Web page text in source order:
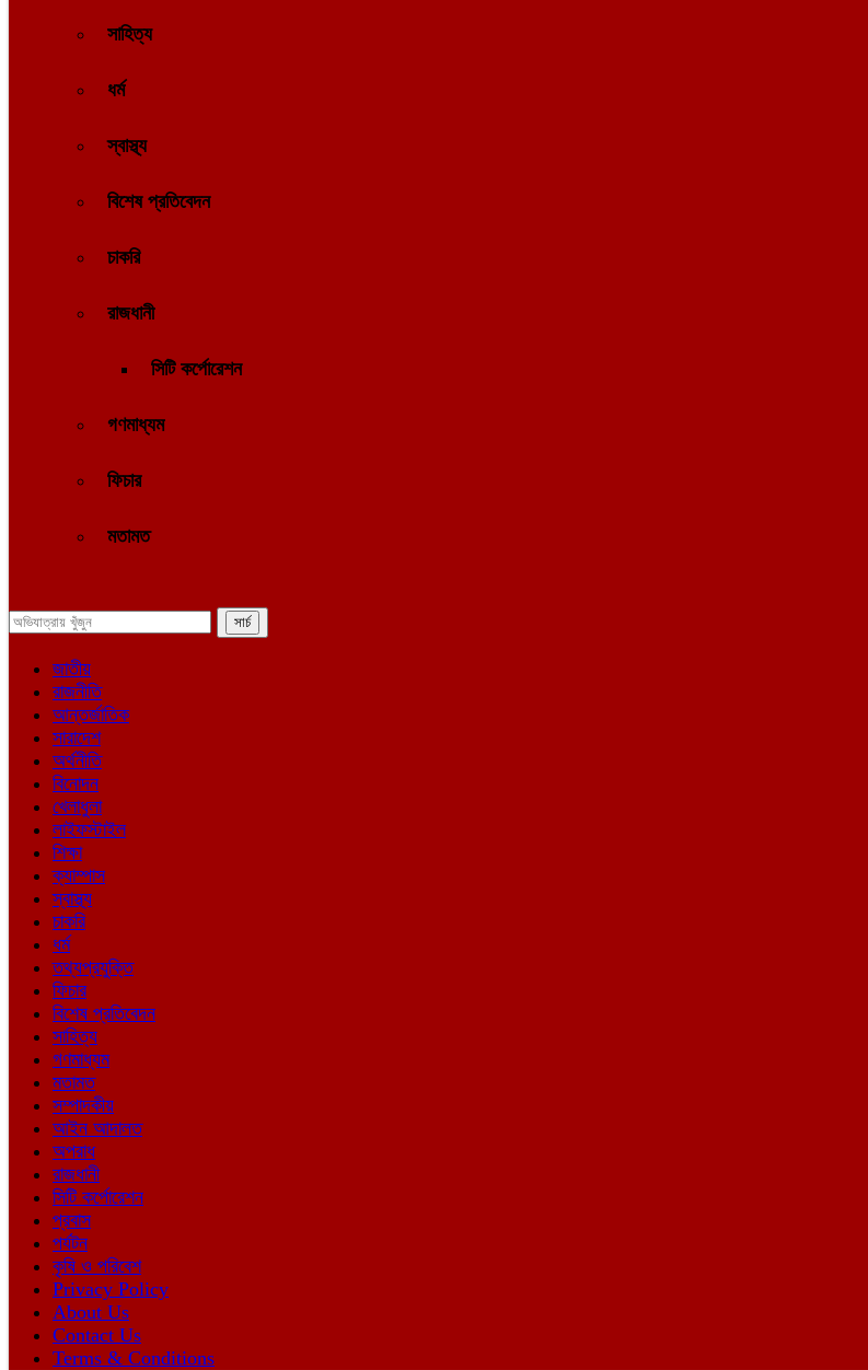
সাহিত্য
ধর্ম
স্বাস্থ্য
বিশেষ প্রতিবেদন
চাকরি
রাজধানী
সিটি কর্পোরেশন
গণমাধ্যম
ফিচার
মতামত
জাতীয়
রাজনীতি
আন্তর্জাতিক
সারাদেশ
অর্থনীতি
বিনোদন
খেলাধুলা
লাইফস্টাইল
শিক্ষা
ক্যাম্পাস
স্বাস্থ্য
চাকরি
ধর্ম
তথ্যপ্রযুক্তি
ফিচার
বিশেষ প্রতিবেদন
সাহিত্য
গণমাধ্যম
মতামত
সম্পাদকীয়
আইন আদালত
অপরাধ
রাজধানী
সিটি কর্পোরেশন
প্রবাস
পর্যটন
কৃষি ও পরিবেশ
Privacy Policy
About Us
Contact Us
Terms & Conditions